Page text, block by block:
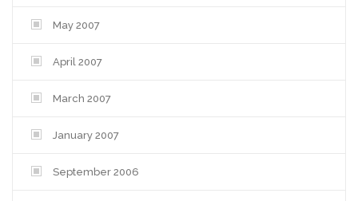
May 2007
April 2007
March 2007
January 2007
September 2006